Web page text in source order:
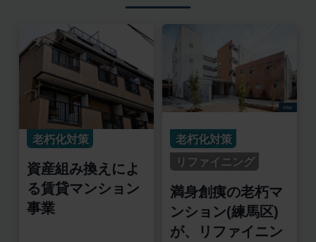
老朽化対策
資産組み換えによ
る賃貸マンション
事業
老朽化対策
リファイニング
満身創痍の老朽マ
ンション(練馬区)
が、リファイニン